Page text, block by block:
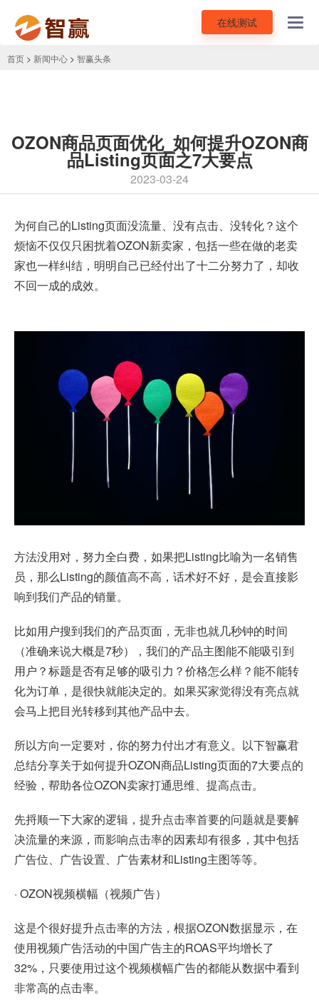
在线测试
首页 > 新闻中心 > 智赢头条
OZON商品页面优化_如何提升OZON商
品Listing页面之7大要点
2023-03-24
为何自己的Listing页面没流量、没有点击、没转化？这个
烦恼不仅仅只困扰着OZON新卖家，包括一些在做的老卖
家也一样纠结，明明自己已经付出了十二分努力了，却收
不回一成的成效。
方法没用对，努力全白费，如果把Listing比喻为一名销售
员，那么Listing的颜值高不高，话术好不好，是会直接影
响到我们产品的销量。
比如用户搜到我们的产品页面，无非也就几秒钟的时间
（准确来说大概是7秒），我们的产品主图能不能吸引到
用户？标题是否有足够的吸引力？价格怎么样？能不能转
化为订单，是很快就能决定的。如果买家觉得没有亮点就
会马上把目光转移到其他产品中去。
所以方向一定要对，你的努力付出才有意义。以下智赢君
总结分享关于如何提升OZON商品Listing页面的7大要点的
经验，帮助各位OZON卖家打通思维、提高点击。
先捋顺一下大家的逻辑，提升点击率首要的问题就是要解
决流量的来源，而影响点击率的因素却有很多，其中包括
广告位、广告设置、广告素材和Listing主图等等。
· OZON视频横幅（视频广告）
这是个很好提升点击率的方法，根据OZON数据显示，在
使用视频广告活动的中国广告主的ROAS平均增长了
32%，只要使用过这个视频横幅广告的都能从数据中看到
非常高的点击率。